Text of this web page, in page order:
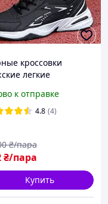
кроссовки
легкие
кроссовки осень
к отправке
4.8 (4)
₴/пара
₴/пара
Купить